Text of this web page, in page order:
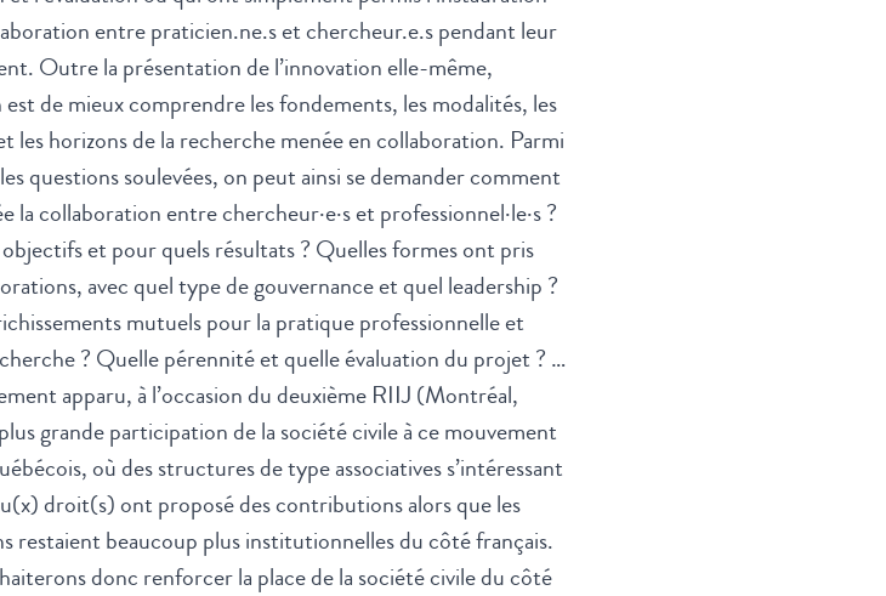
entre praticien.ne.s et chercheur.e.s pendant leur
Outre la présentation de l’innovation elle-même,
est de mieux comprendre les fondements, les modalités, les
les horizons de la recherche menée en collaboration. Parmi
questions soulevées, on peut ainsi se demander comment
la collaboration entre chercheur·e·s et professionnel·le·s ?
et pour quels résultats ? Quelles formes ont pris
avec quel type de gouvernance et quel leadership ?
mutuels pour la pratique professionnelle et
? Quelle pérennité et quelle évaluation du projet ? …
apparu, à l’occasion du deuxième RIIJ (Montréal,
grande participation de la société civile à ce mouvement
où des structures de type associatives s’intéressant
droit(s) ont proposé des contributions alors que les
restaient beaucoup plus institutionnelles du côté français.
donc renforcer la place de la société civile du côté